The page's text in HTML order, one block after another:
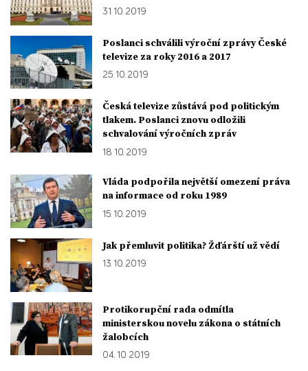
31. 10. 2019
Poslanci schválili výroční zprávy České
televize za roky 2016 a 2017
25. 10. 2019
Česká televize zůstává pod politickým
tlakem. Poslanci znovu odložili
schvalování výročních zpráv
18. 10. 2019
Vláda podpořila největší omezení práva
na informace od roku 1989
15. 10. 2019
Jak přemluvit politika? Žďárští už vědí
13. 10. 2019
Protikorupční rada odmítla
ministerskou novelu zákona o státních
žalobcích
04. 10. 2019